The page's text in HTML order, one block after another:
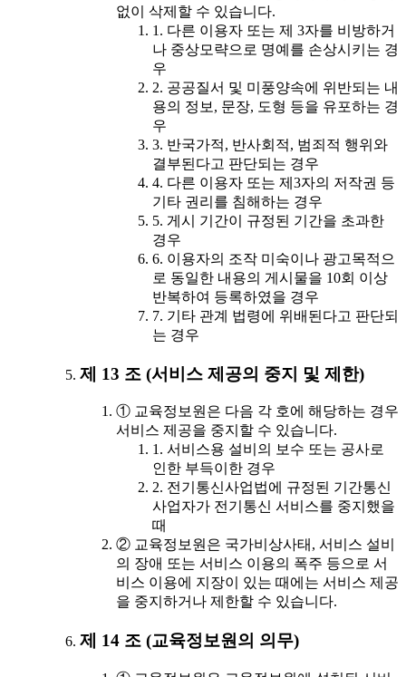
없이 삭제할 수 있습니다.
1. 다른 이용자 또는 제 3자를 비방하거
나 중상모략으로 명예를 손상시키는 경
우
2. 공공질서 및 미풍양속에 위반되는 내
용의 정보, 문장, 도형 등을 유포하는 경
우
3. 반국가적, 반사회적, 범죄적 행위와
결부된다고 판단되는 경우
4. 다른 이용자 또는 제3자의 저작권 등
기타 권리를 침해하는 경우
5. 게시 기간이 규정된 기간을 초과한
경우
6. 이용자의 조작 미숙이나 광고목적으
로 동일한 내용의 게시물을 10회 이상
반복하여 등록하였을 경우
7. 기타 관계 법령에 위배된다고 판단되
는 경우
제 13 조 (서비스 제공의 중지 및 제한)
① 교육정보원은 다음 각 호에 해당하는 경우
서비스 제공을 중지할 수 있습니다.
1. 서비스용 설비의 보수 또는 공사로
인한 부득이한 경우
2. 전기통신사업법에 규정된 기간통신
사업자가 전기통신 서비스를 중지했을
때
② 교육정보원은 국가비상사태, 서비스 설비
의 장애 또는 서비스 이용의 폭주 등으로 서
비스 이용에 지장이 있는 때에는 서비스 제공
을 중지하거나 제한할 수 있습니다.
제 14 조 (교육정보원의 의무)